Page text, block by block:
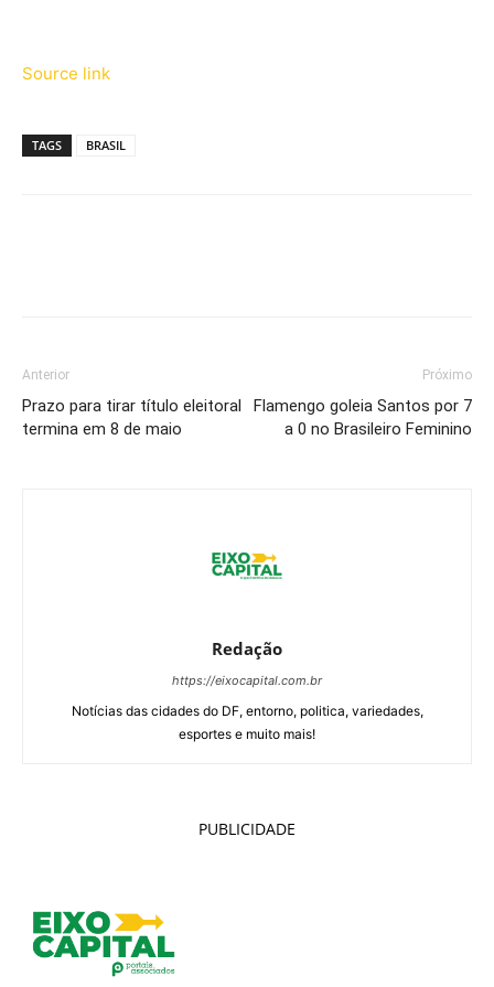
Source link
TAGS BRASIL
Anterior
Prazo para tirar título eleitoral
termina em 8 de maio
Próximo
Flamengo goleia Santos por 7
a 0 no Brasileiro Feminino
Redação
https://eixocapital.com.br
Notícias das cidades do DF, entorno, politica, variedades,
esportes e muito mais!
PUBLICIDADE